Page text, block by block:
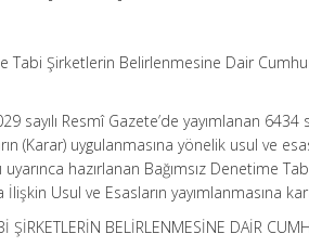
Tabi Şirketlerin Belirlenmesine Dair
sayılı Resmî Gazete’de yayımlanan 6434
(Karar) uygulanmasına yönelik usul ve
uyarınca hazırlanan Bağımsız Denetime
Usul ve Esasların yayımlanmasına
ŞİRKETLERİN BELİRLENMESİNE DAİR